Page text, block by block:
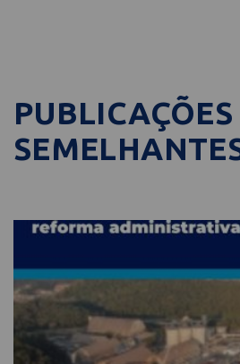
PUBLICAÇÕES